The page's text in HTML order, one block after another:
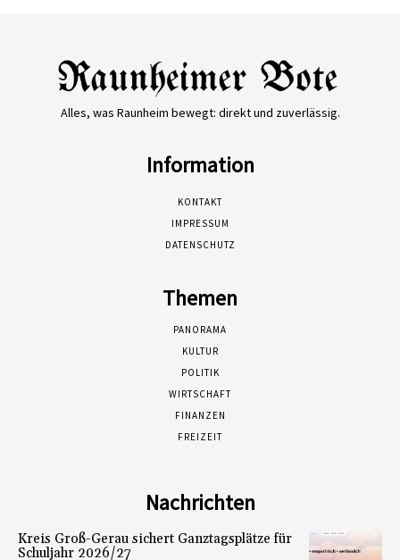
Alles, was Raunheim bewegt: direkt und zuverlässig.
Information
KONTAKT
IMPRESSUM
DATENSCHUTZ
Themen
PANORAMA
KULTUR
POLITIK
WIRTSCHAFT
FINANZEN
FREIZEIT
Nachrichten
Kreis Groß-Gerau sichert Ganztagsplätze für
Schuljahr 2026/27